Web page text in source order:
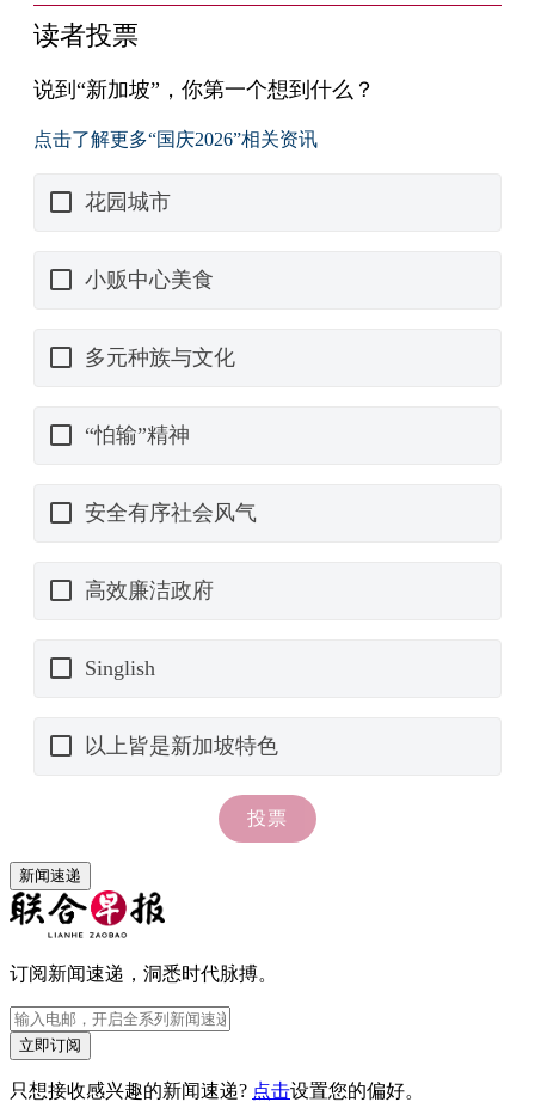
新闻速递
订阅新闻速递，洞悉时代脉搏。
立即订阅
只想接收感兴趣的新闻速递? 点击设置您的偏好。